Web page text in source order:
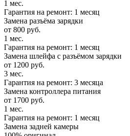
1 мес.
Гарантия на ремонт: 1 месяц
Замена разъёма зарядки
от 800 руб.
1 мес.
Гарантия на ремонт: 1 месяц
Замена шлейфа с разъёмом зарядки
от 1200 руб.
3 мес.
Гарантия на ремонт: 3 месяца
Замена контроллера питания
от 1700 руб.
1 мес.
Гарантия на ремонт: 1 месяц
Замена задней камеры